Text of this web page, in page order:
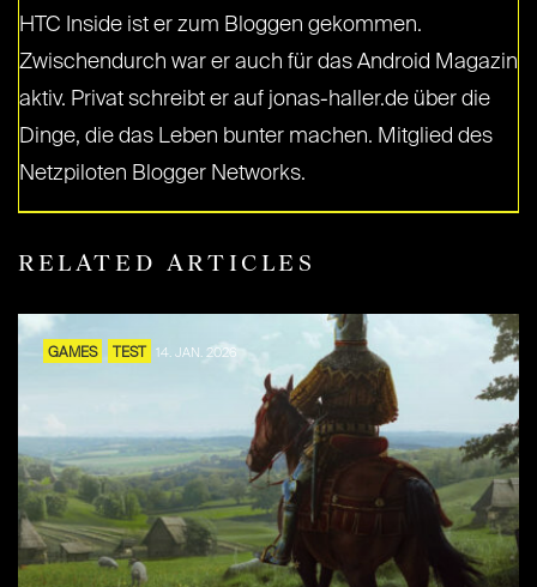
HTC Inside ist er zum Bloggen gekommen.
Zwischendurch war er auch für das Android Magazin
aktiv. Privat schreibt er auf jonas-haller.de über die
Dinge, die das Leben bunter machen. Mitglied des
Netzpiloten Blogger Networks.
RELATED ARTICLES
GAMES TEST 14. JAN. 2026